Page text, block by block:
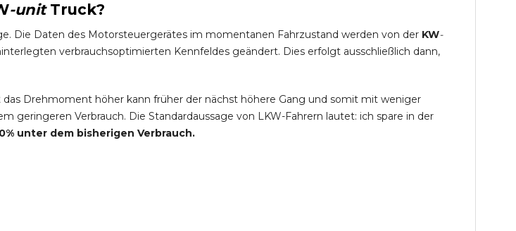
-unit Truck?
Die Daten des Motorsteuergerätes im momentanen Fahrzustand werden von der KW-
verbrauchsoptimierten Kennfeldes geändert. Dies erfolgt ausschließlich dann,
das Drehmoment höher kann früher der nächst höhere Gang und somit mit weniger
Verbrauch. Die Standardaussage von LKW-Fahrern lautet: ich spare in der
unter dem bisherigen Verbrauch.